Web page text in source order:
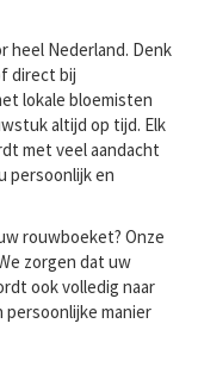
heel Nederland. Denk
direct bij
lokale bloemisten
altijd op tijd. Elk
met veel aandacht
persoonlijk en
rouwboeket? Onze
zorgen dat uw
ook volledig naar
persoonlijke manier